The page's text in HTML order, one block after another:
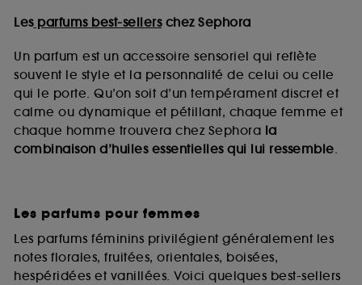
Lesparfums best-sellerschez Sephora
Un parfum est un accessoire sensoriel qui reflète
souvent le style et la personnalité de celui ou celle
qui le porte. Qu’on soit d’un tempérament discret et
calme ou dynamique et pétillant, chaque femme et
chaque homme trouvera chez Sephora la
combinaison d’huiles essentielles qui lui ressemble.
Les parfums pour femmes
Les parfums féminins privilégient généralement les
notes florales, fruitées, orientales, boisées,
hespéridées et vanillées. Voici quelques best-sellers